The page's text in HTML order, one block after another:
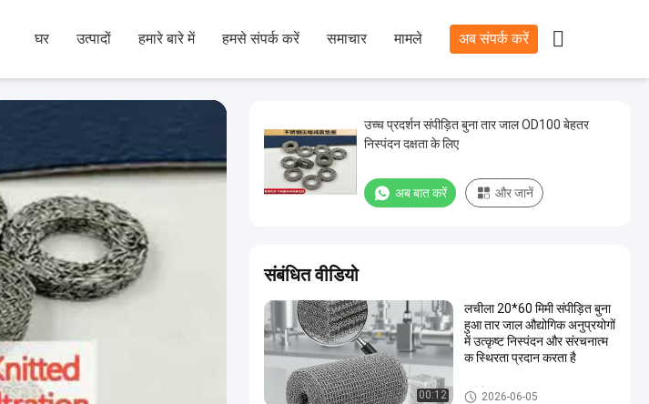
घर उत्पादों हमारे बारे में हमसे संपर्क करें समाचार मामले अब संपर्क करें 
उच्च प्रदर्शन संपीड़ित बुना तार जाल OD100 बेहतर
निस्पंदन दक्षता के लिए
अब बात करें और जानें
संबंधित वीडियो
00:12
लचीला 20*60 मिमी संपीड़ित बुना
हुआ तार जाल औद्योगिक अनुप्रयोगों
में उत्कृष्ट निस्पंदन और संरचनात्म
क स्थिरता प्रदान करता है
संपीड़ित बुना हुआ तार जाल
2026-06-05